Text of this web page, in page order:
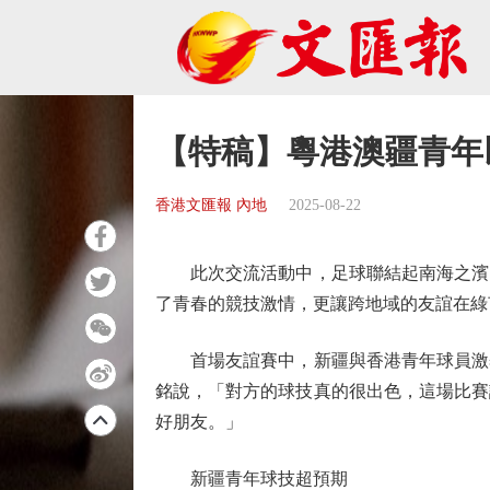
【特稿】粵港澳疆青
香港文匯報 內地 2025-08-22
此次交流活動中，足球聯結起南海之濱
了青春的競技激情，更讓跨地域的友誼在
首場友誼賽中，新疆與香港青年球員激
銘說，「對方的球技真的很出色，這場比
好朋友。」
新疆青年球技超預期